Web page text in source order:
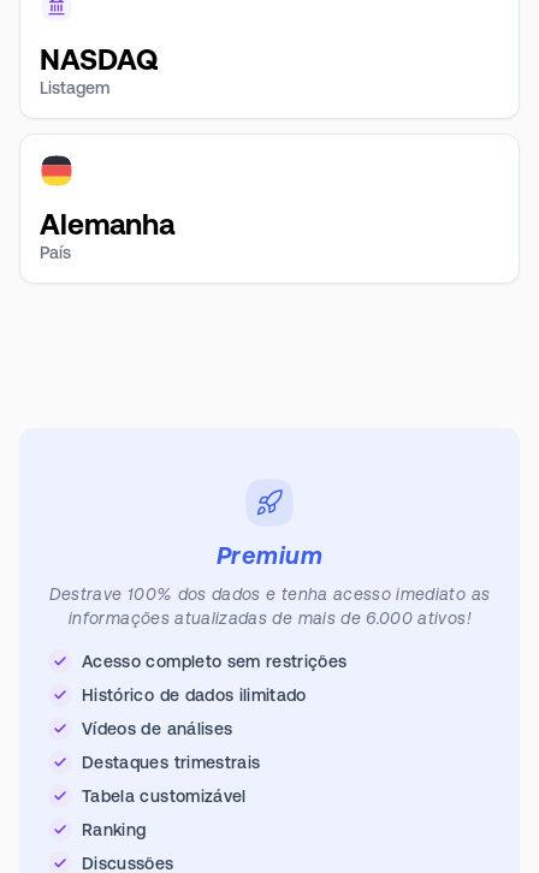
NASDAQ
Listagem
Alemanha
País
Premium
Destrave 100% dos dados e tenha acesso imediato as
informações atualizadas de mais de 6.000 ativos!
Acesso completo sem restrições
Histórico de dados ilimitado
Vídeos de análises
Destaques trimestrais
Tabela customizável
Ranking
Discussões